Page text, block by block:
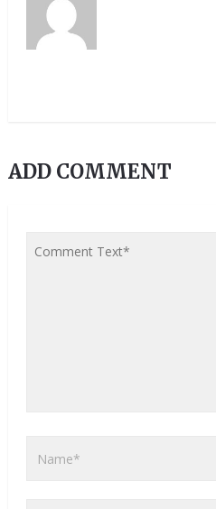
ADD COMMENT